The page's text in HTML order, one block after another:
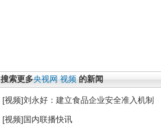
搜索更多央视网 视频 的新闻
[视频]刘永好：建立食品企业安全准入机制
[视频]国内联播快讯